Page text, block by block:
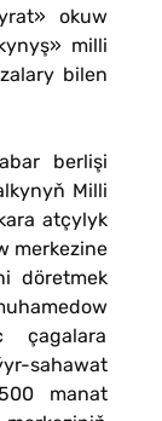
okuw
milli
bilen
berlişi
Milli
atçylyk
merkezine
döretmek
çagalara
sahawat
manat